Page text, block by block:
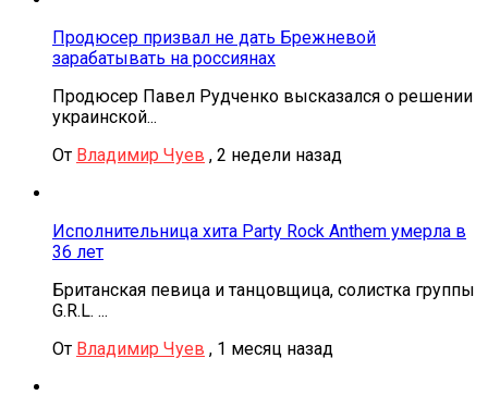
Продюсер призвал не дать Брежневой
зарабатывать на россиянах
Продюсер Павел Рудченко высказался о решении
украинской...
От Владимир Чуев , 2 недели назад
Исполнительница хита Party Rock Anthem умерла в
36 лет
Британская певица и танцовщица, солистка группы
G.R.L. ...
От Владимир Чуев , 1 месяц назад